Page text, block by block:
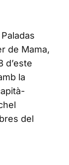
de Mama,
d’este
la
del